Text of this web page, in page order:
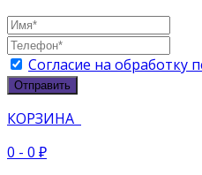
Согласие на обработку
Отправить
КОРЗИНА
0 - 0 ₽